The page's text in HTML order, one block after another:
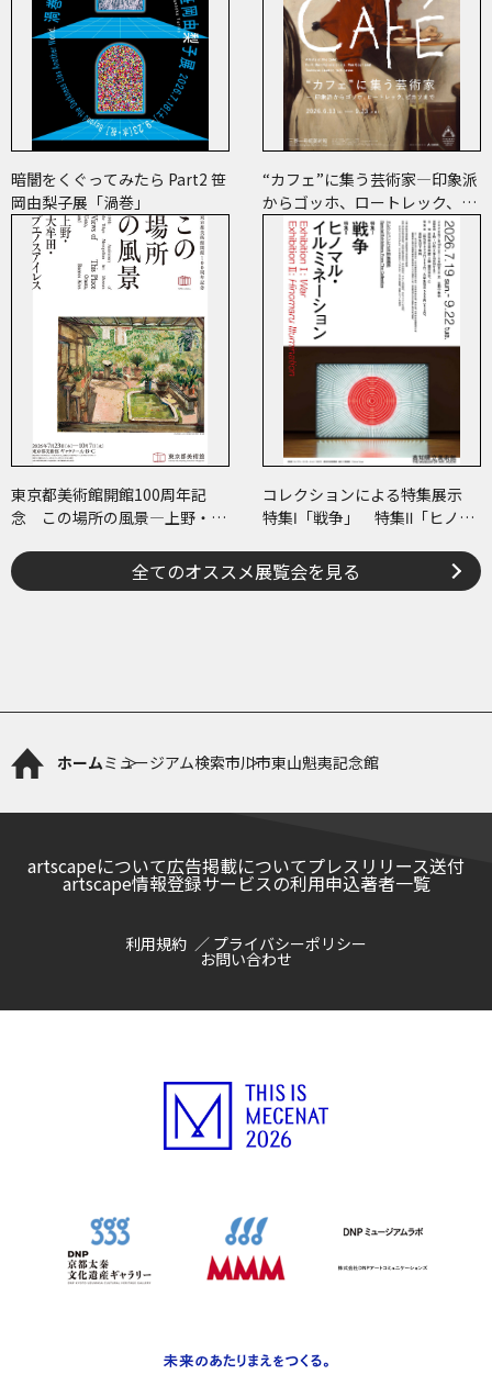
暗闇をくぐってみたら Part2 笹
岡由梨子展「渦巻」
“カフェ”に集う芸術家―印象派
からゴッホ、ロートレック、ピ
カソまで
東京都美術館開館100周年記
念 この場所の風景―上野・大
コレクションによる特集展示
特集Ⅰ「戦争」 特集Ⅱ「ヒノマ
全てのオススメ展覧会を見る
ホームミュージアム検索市川市東山魁夷記念館
artscapeについて広告掲載についてプレスリリース送付
artscape情報登録サービスの利用申込著者一覧
利用規約 プライバシーポリシー
お問い合わせ